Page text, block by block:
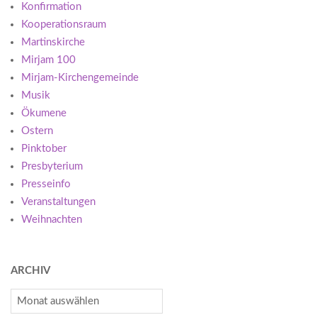
Konfirmation
Kooperationsraum
Martinskirche
Mirjam 100
Mirjam-Kirchengemeinde
Musik
Ökumene
Ostern
Pinktober
Presbyterium
Presseinfo
Veranstaltungen
Weihnachten
ARCHIV
Archiv